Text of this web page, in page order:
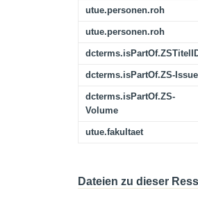
utue.personen.roh
utue.personen.roh
dcterms.isPartOf.ZS-Issue
dcterms.isPartOf.ZS-
Volume
utue.fakultaet
Dateien zu dieser